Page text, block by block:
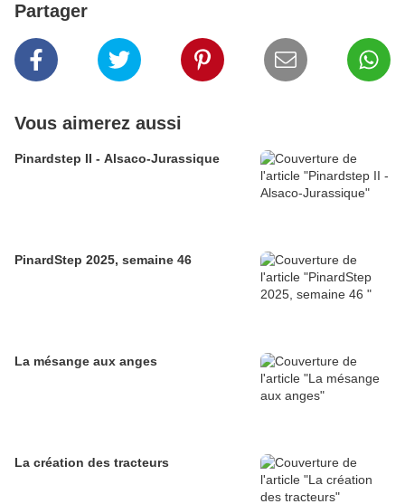
Partager
Vous aimerez aussi
Pinardstep II - Alsaco-Jurassique
PinardStep 2025, semaine 46
La mésange aux anges
La création des tracteurs